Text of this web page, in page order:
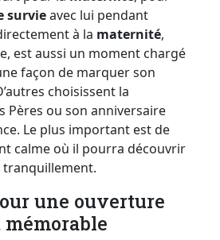
survieavec lui pendant
à la maternité,
est aussi un moment chargé
façon de marquer son
choisissent la
Pères ou son anniversaire
Le plus important est de
calme où il pourra découvrir
une ouverture